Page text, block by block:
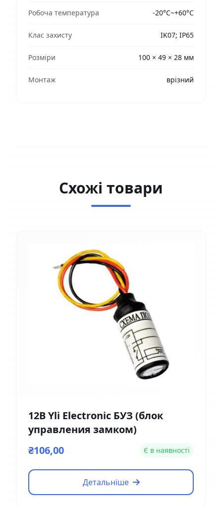
Робоча температура -20°C~+60°C
Клас захисту IK07; IP65
Розміри 100 × 49 × 28 мм
Монтаж врізний
Схожі товари
12В Yli Electronic БУЗ (блок
управления замком)
₴106,00
Є в наявності
Детальніше